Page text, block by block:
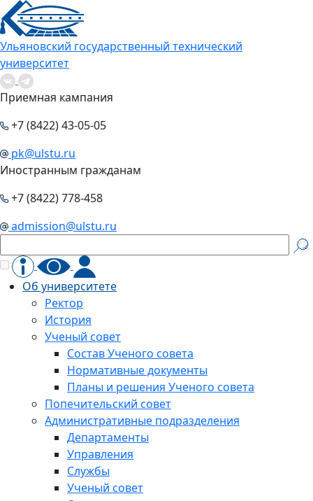
Ульяновский государственный технический
университет
Приемная кампания
+7 (8422) 43-05-05
pk@ulstu.ru
Иностранным гражданам
+7 (8422) 778-458
admission@ulstu.ru
Об университете
Ректор
История
Ученый совет
Состав Ученого совета
Нормативные документы
Планы и решения Ученого совета
Попечительский совет
Административные подразделения
Департаменты
Управления
Службы
Ученый совет